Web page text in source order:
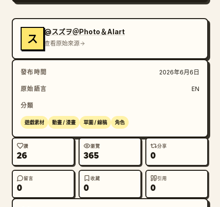
包包垂在身側。側面視圖顯示她向左的側面輪廓，背帶跨在
肩上，包包位於臀部高度。背面視圖顯示長髮垂落在襯衫上
的完整樣貌、從後方看到的百褶裙擺、雙腿可見，包包垂掛
在單側。
右側細節面板：在右側整齊排列 4 個盒裝特寫參考面板。
アップ」，展示頭髮、臉部模糊處、領口、領結與粉色髮夾
的胸部特寫。面板 2（中左小面板），展示百褶格紋裙的
線、手臂與裙子側面的細節。面板 4（底部左側面板），
展示白色肩背包的特寫，包含背帶、翻蓋、縫線、扣環五金
與標誌牌。
限制：保持畫面整潔對稱，除 3 個全身視圖與 4 個特寫
ス
@スズヲ＠Photo＆AIart
查看原始來源
發布時間 2026年6月6日
原始語言 EN
分類
遊戲素材 動畫 / 漫畫 草圖 / 線稿 角色
讚
26
瀏覽
365
分享
0
留言
0
收藏
0
引用
0